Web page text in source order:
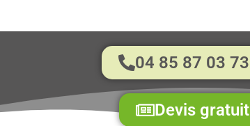
04 85 87 03 73
Devis gratuit